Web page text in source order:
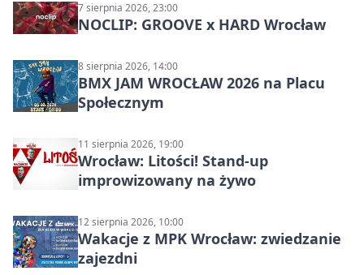
7 sierpnia 2026, 23:00
NOCLIP: GROOVE x HARD Wrocław
8 sierpnia 2026, 14:00
BMX JAM WROCŁAW 2026 na Placu
Społecznym
11 sierpnia 2026, 19:00
Wrocław: Litości! Stand-up
improwizowany na żywo
12 sierpnia 2026, 10:00
Wakacje z MPK Wrocław: zwiedzanie
zajezdni